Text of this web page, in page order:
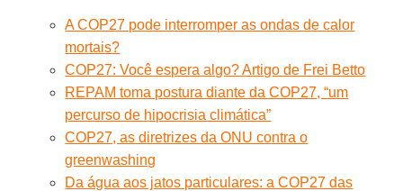
A COP27 pode interromper as ondas de calor
mortais?
COP27: Você espera algo? Artigo de Frei Betto
REPAM toma postura diante da COP27, “um
percurso de hipocrisia climática”
COP27, as diretrizes da ONU contra o
greenwashing
Da água aos jatos particulares: a COP27 das